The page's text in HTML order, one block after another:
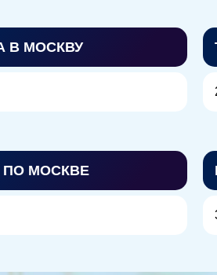
В МОСКВУ
ПО МОСКВЕ